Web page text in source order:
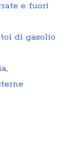
e fuori
di gasolio
,